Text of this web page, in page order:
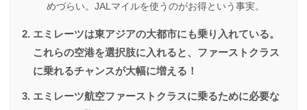
めづらい。JALマイルを使うのがお得という事実。
エミレーツは東アジアの大都市にも乗り入れている。
これらの空港を選択肢に入れると、ファーストクラス
に乗れるチャンスが大幅に増える！
エミレーツ航空ファーストクラスに乗るために必要な